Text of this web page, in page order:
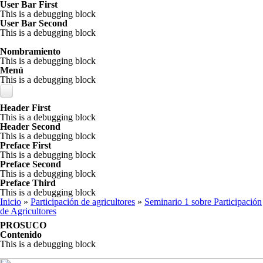
Pasar al contenido principal
User Bar First
This is a debugging block
User Bar Second
This is a debugging block
Nombramiento
This is a debugging block
Menú
This is a debugging block
Apertura
Objetivos y Programa
Presentación de los participantes
Presentación Equipo Regional
Participación de agricultores
Isabel Gutiérrez M.
Seminario 1 sobre Participación de Agricultores
PROSUCO
UMSA
Instituto de Montaña
Testimonios sobre participación de agricultores
Debate con escala humana sobre participación de agricultores
Seminario 2
Seminario sobre Nutrición
SEPIA
YANAPAI
Seminario sobre Mercados
INIAP
PROINPA
Alejandra Arce
Reflexión sobre Seminario II
Seminario 3
Grupo Mercados
Root Capital
ICRAF
EKORURAL
Grupo Uso de Tierra
PROINPA Laderas
Diversificación de descansos y agropaisajes andinos
Reflexión sobre Seminario 3
Planificación
Evaluación
Homenaje Carlos Perez
Header First
This is a debugging block
Header Second
This is a debugging block
Preface First
This is a debugging block
Preface Second
This is a debugging block
Preface Third
This is a debugging block
Se encuentra usted aquí
Inicio » Participación de agricultores » Seminario 1 sobre Participación
de Agricultores
PROSUCO
Contenido
This is a debugging block